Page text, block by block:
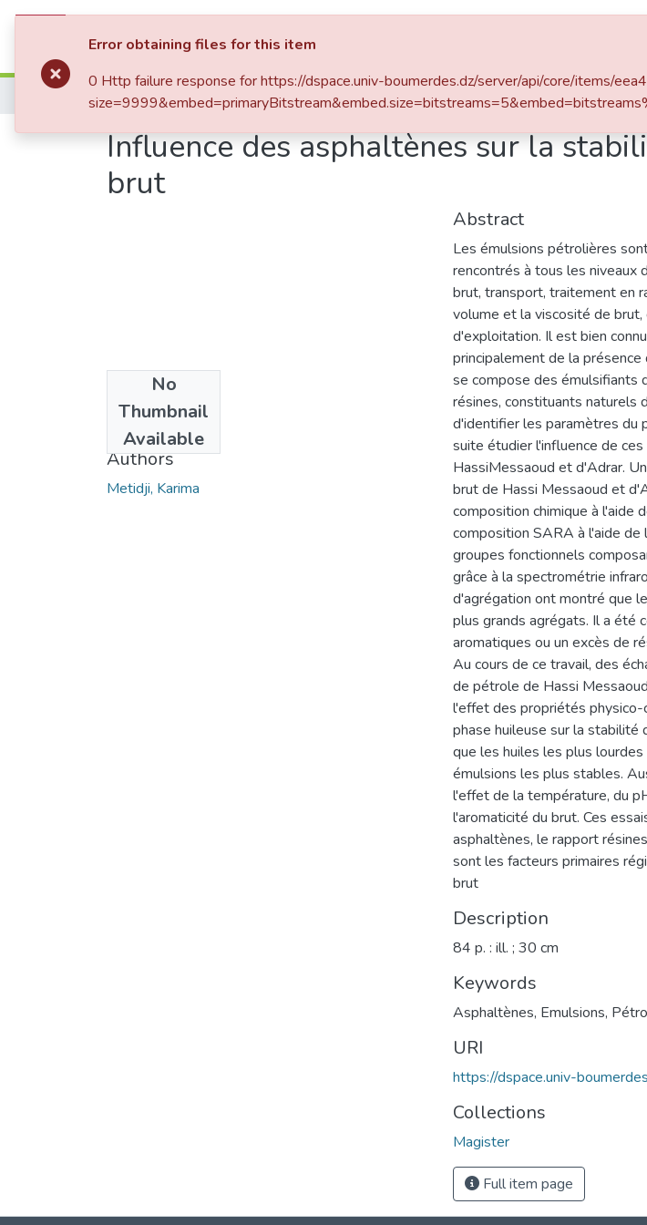
Communities & Collections
Home
Influence des asphaltènes sur la
brut
No
Thumbnail
Available
2011
Authors
Metidji, Karima
Abstract
Les émulsions pétrolières
rencontrés à tous les niveaux
brut, transport, traitement en
volume et la viscosité de
d'exploitation. Il est bien
principalement de la
se compose des émulsifiants
résines, constituants
d'identifier les paramètres du
suite étudier l'influence de
HassiMessaoud et d'Adrar.
brut de Hassi Messaoud et
composition chimique à l'aide
composition SARA à l'aide de
groupes fonctionnels
grâce à la spectrométrie
d'agrégation ont montré que
plus grands agrégats. Il a été
aromatiques ou un excès de
Au cours de ce travail, des
de pétrole de Hassi
l'effet des propriétés physico-
phase huileuse sur la
que les huiles les plus
émulsions les plus stables.
l'effet de la température, du
l'aromaticité du brut. Ces
asphaltènes, le rapport
sont les facteurs primaires
brut
Description
84 p. : ill. ; 30 cm
Keywords
Asphaltènes, Emulsions,
URI
https://dspace.univ-
Collections
Magister
Full item page
Error obtaining files for this item
0 Http failure response for https://dspace.univ-boumerdes.dz/server/api/core/items/